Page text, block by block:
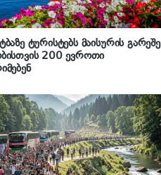
ტურისტებს მაისურის გარეშე
200 ევროთი